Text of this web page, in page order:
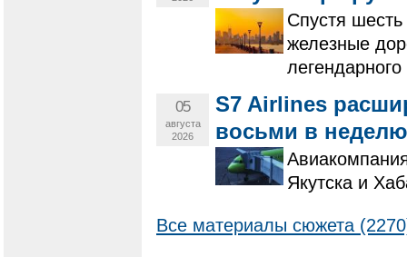
Спустя
железные
05
августа
2026
S7 Airlines
восьми в неделю
Якутска и
Все материалы сюжета